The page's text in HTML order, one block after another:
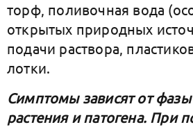
торф, поливочная вода
открытых природных
подачи раствора,
лотки.
Симптомы зависят от фазы
растения и патогена. При